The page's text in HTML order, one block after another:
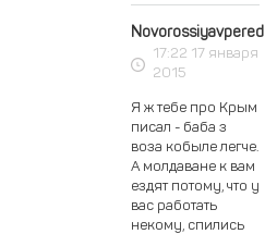
Novorossiyavpered
17:22 17 января
2015
Я ж тебе про Крым
писал - баба з
воза кобыле легче.
А молдаване к вам
ездят потому, что у
вас работать
некому, спились